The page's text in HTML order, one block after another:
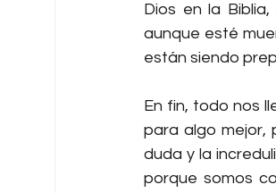
Dios en la
aunque esté
están siendo
En fin, todo nos
para algo mejor,
duda y la
porque somos